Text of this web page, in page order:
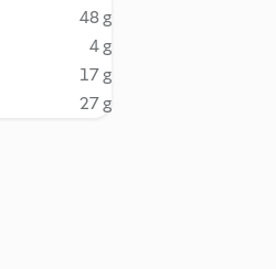
48 g
4 g
17 g
27 g